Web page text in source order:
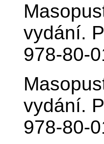
vydání.
978-80-
vydání.
978-80-